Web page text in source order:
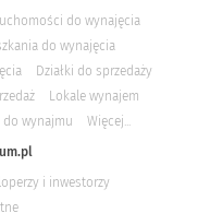
do wynajęcia
do wynajęcia
Działki do sprzedaży
Lokale wynajem
do wynajmu
Więcej...
i inwestorzy